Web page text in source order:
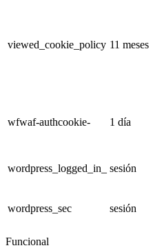
viewed_cookie_policy 11 meses
wfwaf-authcookie- 1 día
wordpress_logged_in_
sesión
wordpress_sec sesión
Funcional